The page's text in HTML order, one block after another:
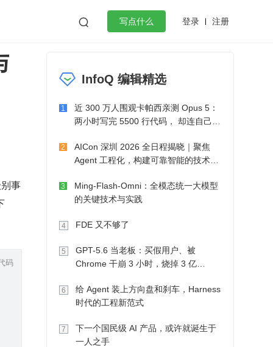
 写点什么 登录 注册
工作
微服务架构 flutter
事
码
InfoQ 编辑精选
1
近 300 万人围观卡帕西亲测 Opus 5：
两小时写完 5500 行代码， 却连自己写
2
AICon 深圳 2026 全日程揭晓｜聚焦
Agent 工程化，构建可靠智能的技术路
3
Ming-Flash-Omni：全模态统一大模型
的关键技术与实践
4 FDE 又不够了
5
GPT-5.6 当老板：买假用户、被
Chrome 干崩 3 小时，烧掉 3 亿
6
给 Agent 装上方向盘和刹车，Harness
时代的工程新范式
7
下一个国民级 AI 产品，或许就诞生于
一人之手